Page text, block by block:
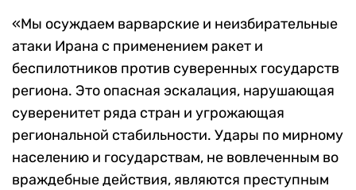
«Мы осуждаем варварские и неизбирательные
атаки Ирана с применением ракет и
беспилотников против суверенных государств
региона. Это опасная эскалация, нарушающая
суверенитет ряда стран и угрожающая
региональной стабильности. Удары по мирному
населению и государствам, не вовлеченным во
враждебные действия, являются преступным